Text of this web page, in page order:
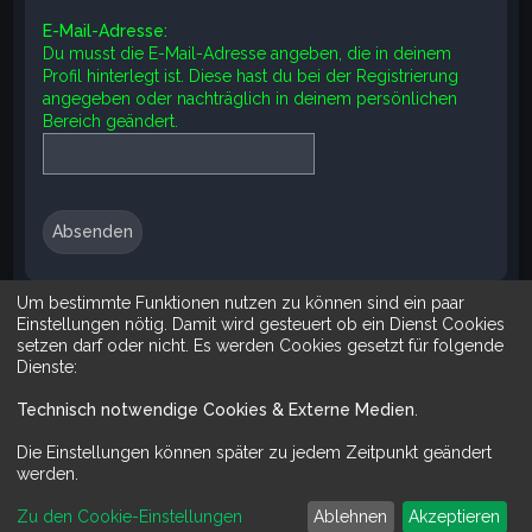
E-Mail-Adresse:
Du musst die E-Mail-Adresse angeben, die in deinem
Profil hinterlegt ist. Diese hast du bei der Registrierung
angegeben oder nachträglich in deinem persönlichen
Bereich geändert.
SucheErweiterte Suche
Mit Do It Yourself sparst du Geld und schaffst zugleich was dir
Powered byphpBB™
Um bestimmte Funktionen nutzen zu können sind ein paar
Einstellungen nötig. Damit wird gesteuert ob ein Dienst Cookies
setzen darf oder nicht. Es werden Cookies gesetzt für folgende
Dienste:
Technisch notwendige Cookies & Externe Medien
Die Einstellungen können später zu jedem Zeitpunkt geändert
werden.
Zu den Cookie-Einstellungen Ablehnen Akzeptieren